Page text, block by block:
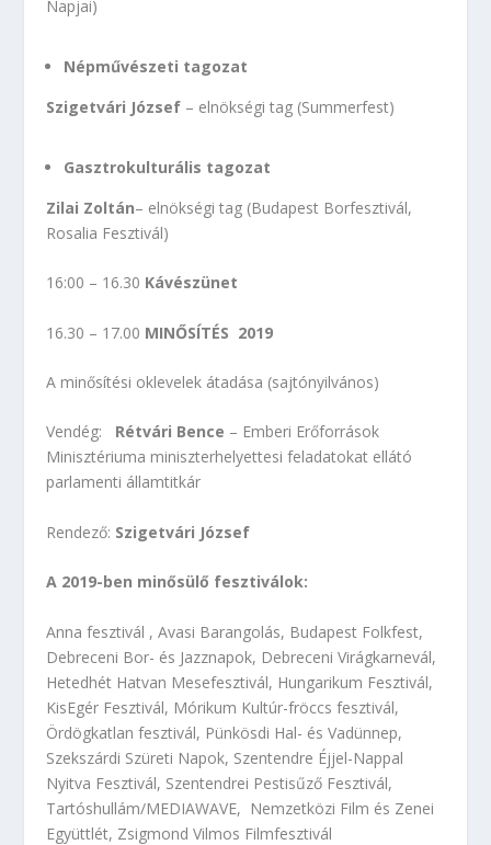
Napjai)
Népművészeti tagozat
Szigetvári József – elnökségi tag (Summerfest)
Gasztrokulturális tagozat
Zilai Zoltán– elnökségi tag (Budapest Borfesztivál,
Rosalia Fesztivál)
16:00 – 16.30 Kávészünet
16.30 – 17.00 MINŐSÍTÉS 2019
A minősítési oklevelek átadása (sajtónyilvános)
Vendég: Rétvári Bence – Emberi Erőforrások
Minisztériuma miniszterhelyettesi feladatokat ellátó
parlamenti államtitkár
Rendező: Szigetvári József
A 2019-ben minősülő fesztiválok:
Anna fesztivál , Avasi Barangolás, Budapest Folkfest,
Debreceni Bor- és Jazznapok, Debreceni Virágkarnevál,
Hetedhét Hatvan Mesefesztivál, Hungarikum Fesztivál,
KisEgér Fesztivál, Mórikum Kultúr-fröccs fesztivál,
Ördögkatlan fesztivál, Pünkösdi Hal- és Vadünnep,
Szekszárdi Szüreti Napok, Szentendre Éjjel-Nappal
Nyitva Fesztivál, Szentendrei Pestisűző Fesztivál,
Tartóshullám/MEDIAWAVE, Nemzetközi Film és Zenei
Együttlét, Zsigmond Vilmos Filmfesztivál